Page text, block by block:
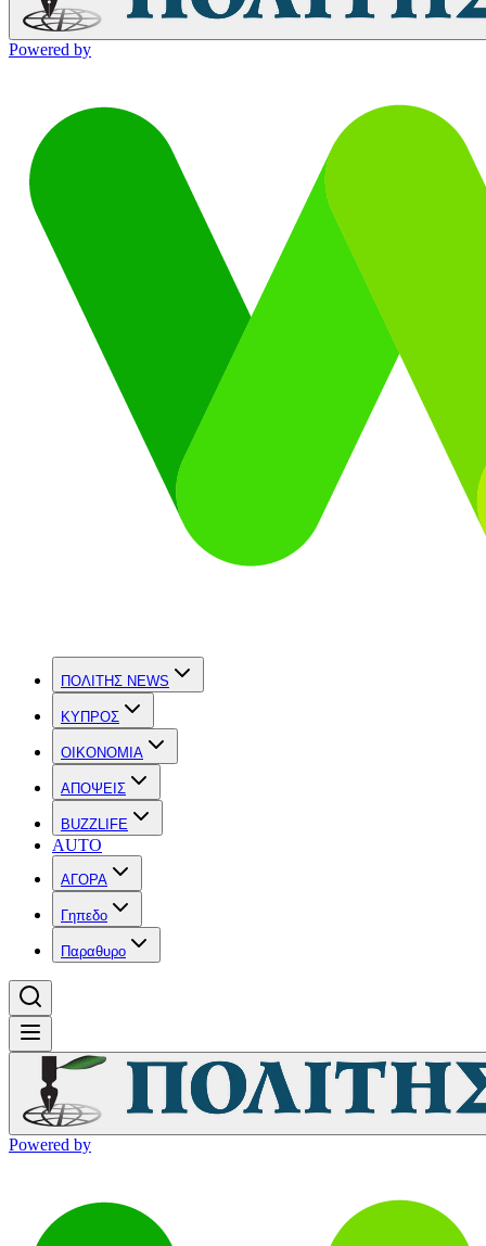
Powered by
ΠΟΛΙΤΗΣ NEWS
ΚΥΠΡΟΣ
OIKONOMIA
ΑΠΟΨΕΙΣ
BUZZLIFE
AUTO
ΑΓΟΡΑ
Γηπεδο
Παραθυρο
Powered by